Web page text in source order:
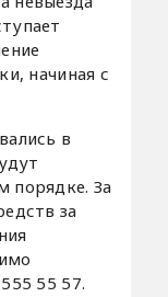
начиная с
в
порядке. За
за
55 57.